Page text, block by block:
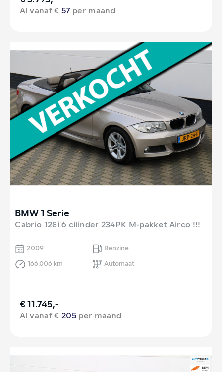
Al vanaf €57 per maand
BMW 1 Serie
Cabrio 128i 6 cilinder 234PK M-pakket Airco !!!
2009
Benzine
166.006 km
Automaat
€ 11.745,-
Al vanaf €205 per maand